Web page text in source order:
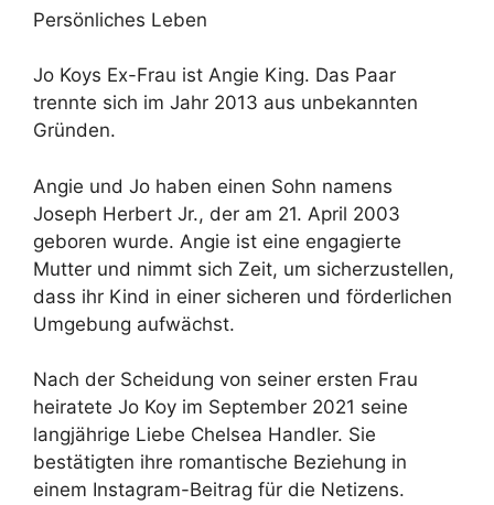
Persönliches Leben
Jo Koys Ex-Frau ist Angie King. Das Paar
trennte sich im Jahr 2013 aus unbekannten
Gründen.
Angie und Jo haben einen Sohn namens
Joseph Herbert Jr., der am 21. April 2003
geboren wurde. Angie ist eine engagierte
Mutter und nimmt sich Zeit, um sicherzustellen,
dass ihr Kind in einer sicheren und förderlichen
Umgebung aufwächst.
Nach der Scheidung von seiner ersten Frau
heiratete Jo Koy im September 2021 seine
langjährige Liebe Chelsea Handler. Sie
bestätigten ihre romantische Beziehung in
einem Instagram-Beitrag für die Netizens.